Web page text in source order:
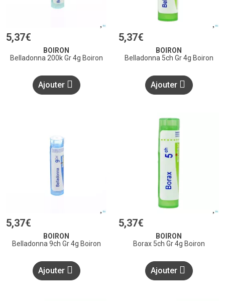
5,37€
BOIRON
Belladonna 200k Gr 4g Boiron
Ajouter
5,37€
BOIRON
Belladonna 5ch Gr 4g Boiron
Ajouter
5,37€
BOIRON
Belladonna 9ch Gr 4g Boiron
Ajouter
5,37€
BOIRON
Borax 5ch Gr 4g Boiron
Ajouter